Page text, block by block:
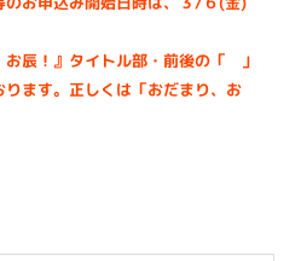
辰！』タイトル部・前後の「 」
ります。正しくは「おだまり、お